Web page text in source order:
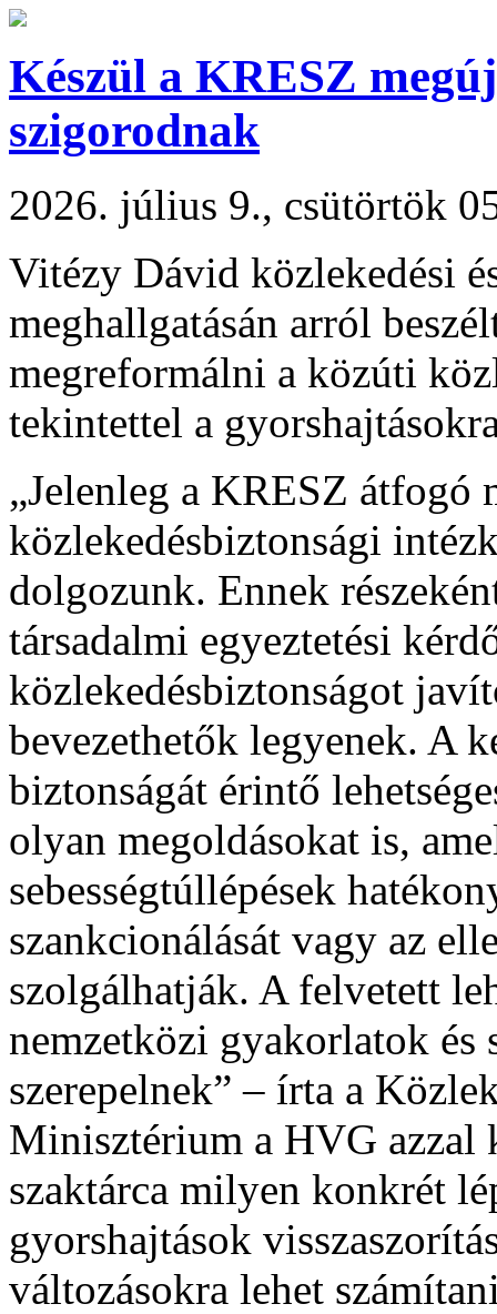
Készül a KRESZ
szigorodnak
2026. július 9., csütörtök
Vitézy Dávid közlekedési
meghallgatásán arról
megreformálni a közúti
tekintettel a
„Jelenleg a KRESZ átfogó
közlekedésbiztonsági
dolgozunk. Ennek
társadalmi egyeztetési
közlekedésbiztonságot
bevezethetők legyenek. A
biztonságát érintő
olyan megoldásokat is,
sebességtúllépések
szankcionálását vagy az
szolgálhatják. A felvetett
nemzetközi gyakorlatok és
szerepelnek” – írta a
Minisztérium a HVG azzal
szaktárca milyen konkrét
gyorshajtások
változásokra lehet